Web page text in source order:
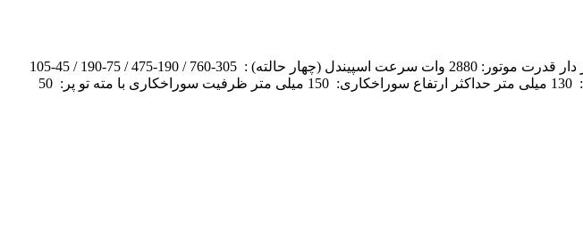
دستگاه دریل مگنت AST-PRO/T150 ASTPOWER PRO/T150 DRILL MAGNET تحت لیسانس آلمان دیمر دار قدرت موتور: 2880 وات سرعت اسپیندل (چهار حالته) : 305-760 / 190-475 / 75-190 / 45-105
دور بردقیقه ابزار گیر (گلویی دستگاه): MT4 قدرت مگنت: 22500 نیوتن ظرفیت سوراخکاری با گردبر مگنت: 130 میلی متر حداکثر ارتفاع سوراخکاری: 150 میلی متر ظرفیت سوراخکاری با مته تو پر: 50